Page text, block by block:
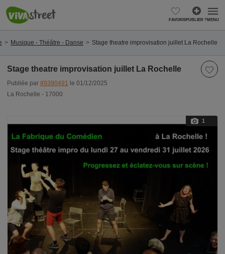
FAVORISPUBLIER ?MENU
Musique - Théâtre - Danse Stage theatre improvisation juillet La Rochelle
Stage theatre improvisation juillet La Rochelle
Publiée par #9390491 le 01/12/2025
La Rochelle - 17000
1